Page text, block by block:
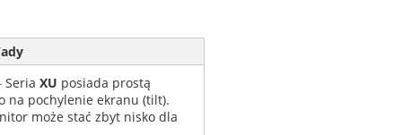
Seria XU posiada prostą
na pochylenie ekranu (tilt).
może stać zbyt nisko dla